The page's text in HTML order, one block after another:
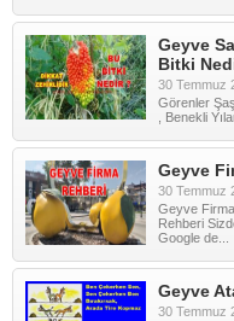
Geyve
Bitki
30 Temmuz
Görenler
, Benekli
Geyve
30 Temmuz
Geyve
Rehberi
Google de...
Geyve
30 Temmuz